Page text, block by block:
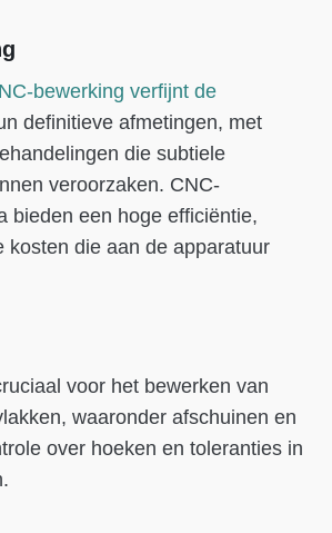
bewerking verfijnt de
definitieve afmetingen, met
die subtiele
veroorzaken. CNC-
bieden een hoge efficiëntie,
kosten die aan de apparatuur
voor het bewerken van
waaronder afschuinen en
over hoeken en toleranties in